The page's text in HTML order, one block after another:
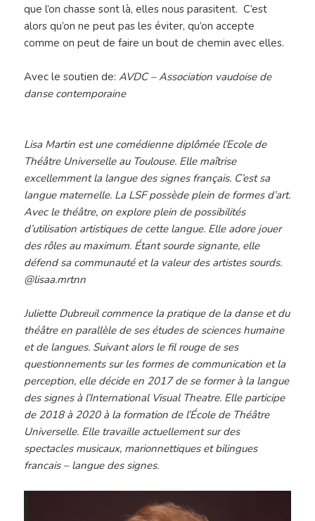
que l’on chasse sont là, elles nous parasitent. C’est
alors qu’on ne peut pas les éviter, qu’on accepte
comme on peut de faire un bout de chemin avec elles.
Avec le soutien de:AVDC – Association vaudoise de
danse contemporaine
Lisa Martin est une comédienne diplômée l’Ecole de
Théâtre Universelle au Toulouse. Elle maîtrise
excellemment la langue des signes français. C’est sa
langue maternelle. La LSF possède plein de formes d’art.
Avec le théâtre, on explore plein de possibilités
d’utilisation artistiques de cette langue. Elle adore jouer
des rôles au maximum. Étant sourde signante, elle
défend sa communauté et la valeur des artistes sourds.
@lisaa.mrtnn
Juliette Dubreuil commence la pratique de la danse et du
théâtre en parallèle de ses études de sciences humaine
et de langues. Suivant alors le fil rouge de ses
questionnements sur les formes de communication et la
perception, elle décide en 2017 de se former à la langue
des signes à l’International Visual Theatre. Elle participe
de 2018 à 2020 à la formation de l’École de Théâtre
Universelle. Elle travaille actuellement sur des
spectacles musicaux, marionnettiques et bilingues
francais – langue des signes.